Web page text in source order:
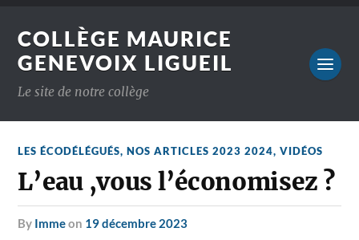
COLLÈGE MAURICE
GENEVOIX LIGUEIL
Le site de notre collège
LES ÉCODÉLÉGUÉS,NOS ARTICLES 2023 2024,VIDÉOS
L’eau ,vous l’économisez ?
by Immeon 19 décembre 2023